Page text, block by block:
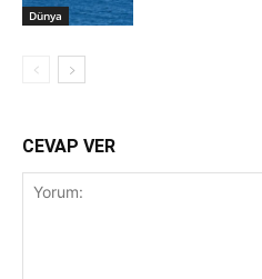
Dünya
CEVAP VER